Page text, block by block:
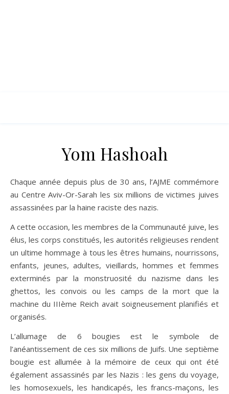
Yom Hashoah
Chaque année depuis plus de 30 ans, l’AJME commémore
au Centre Aviv-Or-Sarah les six millions de victimes juives
assassinées par la haine raciste des nazis.
A cette occasion, les membres de la Communauté juive, les
élus, les corps constitués, les autorités religieuses rendent
un ultime hommage à tous les êtres humains, nourrissons,
enfants, jeunes, adultes, vieillards, hommes et femmes
exterminés par la monstruosité du nazisme dans les
ghettos, les convois ou les camps de la mort que la
machine du IIIème Reich avait soigneusement planifiés et
organisés.
L’allumage de 6 bougies est le symbole de
l’anéantissement de ces six millions de Juifs. Une septième
bougie est allumée à la mémoire de ceux qui ont été
également assassinés par les Nazis : les gens du voyage,
les homosexuels, les handicapés, les francs-maçons, les